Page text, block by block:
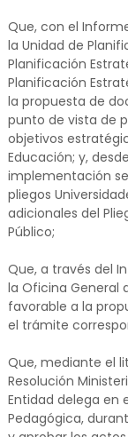
Que, con el Informe
la Unidad de
Planificación
Planificación
la propuesta de
punto de vista de
objetivos
Educación; y,
implementación
pliegos
adicionales del
Público;
Que, a través del
la Oficina General
favorable a la
el trámite
Que, mediante el
Resolución
Entidad delega en
Pedagógica,